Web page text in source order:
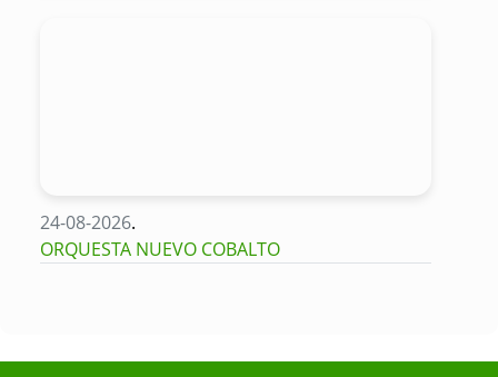
24-08-2026.
ORQUESTA NUEVO COBALTO